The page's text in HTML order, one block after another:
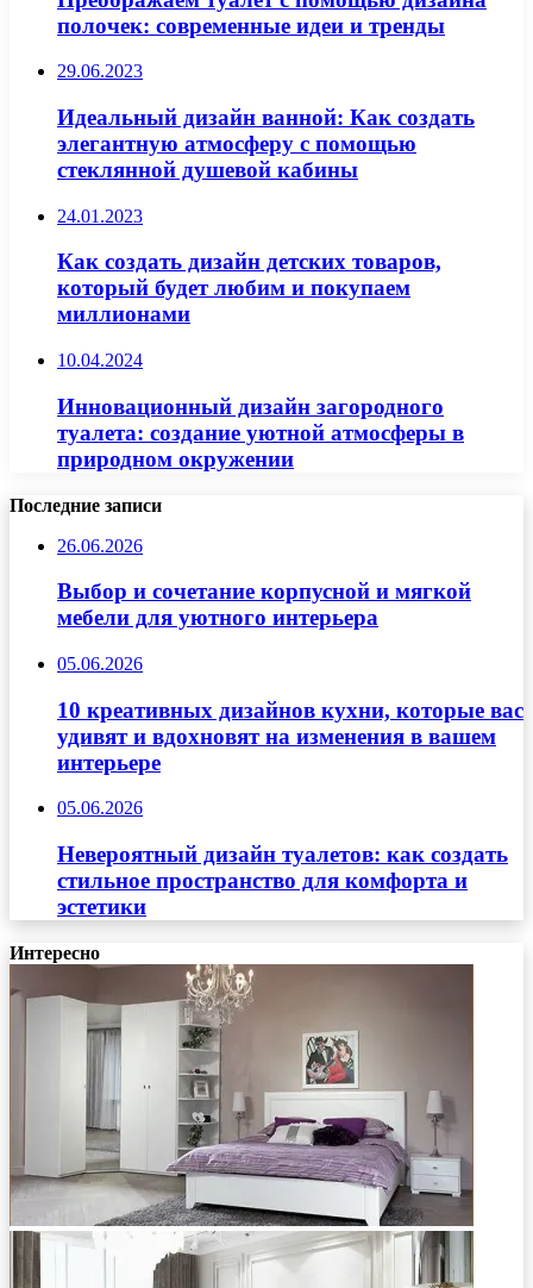
полочек: современные идеи и тренды
29.06.2023
Идеальный дизайн ванной: Как создать
элегантную атмосферу с помощью
стеклянной душевой кабины
24.01.2023
Как создать дизайн детских товаров,
который будет любим и покупаем
миллионами
10.04.2024
Инновационный дизайн загородного
туалета: создание уютной атмосферы в
природном окружении
Последние записи
26.06.2026
Выбор и сочетание корпусной и мягкой
мебели для уютного интерьера
05.06.2026
10 креативных дизайнов кухни, которые вас
удивят и вдохновят на изменения в вашем
интерьере
05.06.2026
Невероятный дизайн туалетов: как создать
стильное пространство для комфорта и
эстетики
Интересно